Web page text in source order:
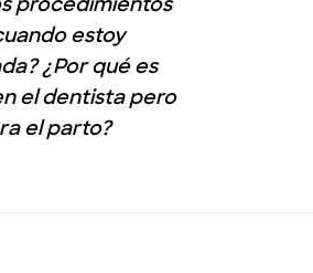
estoy
¿Por qué es
el dentista pero
el parto?